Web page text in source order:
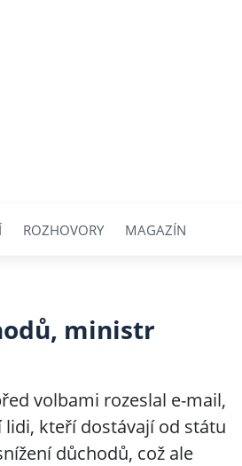
ROZHOVORY MAGAZÍN
ministr
volbami rozeslal e-mail,
lidi, kteří dostávají od státu
důchodů, což ale